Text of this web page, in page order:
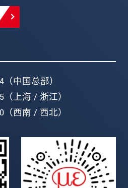
（中国总部）
（上海 / 浙江）
（西南 / 西北）